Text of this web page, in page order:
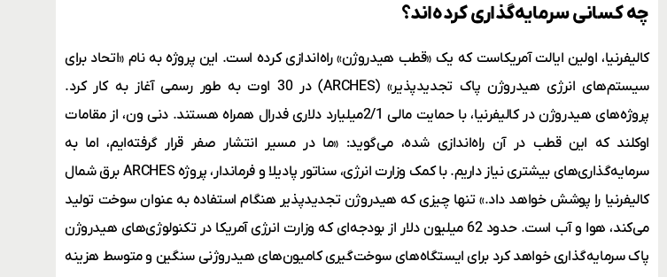
چه کسانی سرمایه‌گذاری کرده‌اند؟
کالیفرنیا، اولین ایالت آمریکاست که یک «قطب هیدروژن» راه‌اندازی کرده‌ است. این پروژه به نام «اتحاد برای
سیستم‌های انرژی هیدروژن پاک تجدیدپذیر» (ARCHES) در 30 اوت به طور رسمی آغاز به کار کرد.
پروژه‌های هیدروژن در کالیفرنیا، با حمایت مالی 2/1میلیارد دلاری فدرال همراه هستند. دنی ون، از مقامات
اوکلند که این قطب در آن راه‌اندازی شده، می‌گوید: «ما در مسیر انتشار صفر قرار گرفته‌ایم، اما به
سرمایه‌گذاری‌های بیشتری نیاز داریم. با کمک وزارت انرژی، سناتور پادیلا و فرماندار، پروژه ARCHES برق شمال
کالیفرنیا را پوشش خواهد داد.» تنها چیزی که هیدروژن تجدیدپذیر هنگام استفاده به عنوان سوخت تولید
می‌کند، هوا و آب است. حدود 62 میلیون دلار از بودجه‌ای که وزارت انرژی آمریکا در تکنولوژی‌های هیدروژن
پاک سرمایه‌گذاری خواهد کرد برای ایستگاه‌های سوخت‌گیری کامیون‌های هیدروژنی سنگین و متوسط هزینه